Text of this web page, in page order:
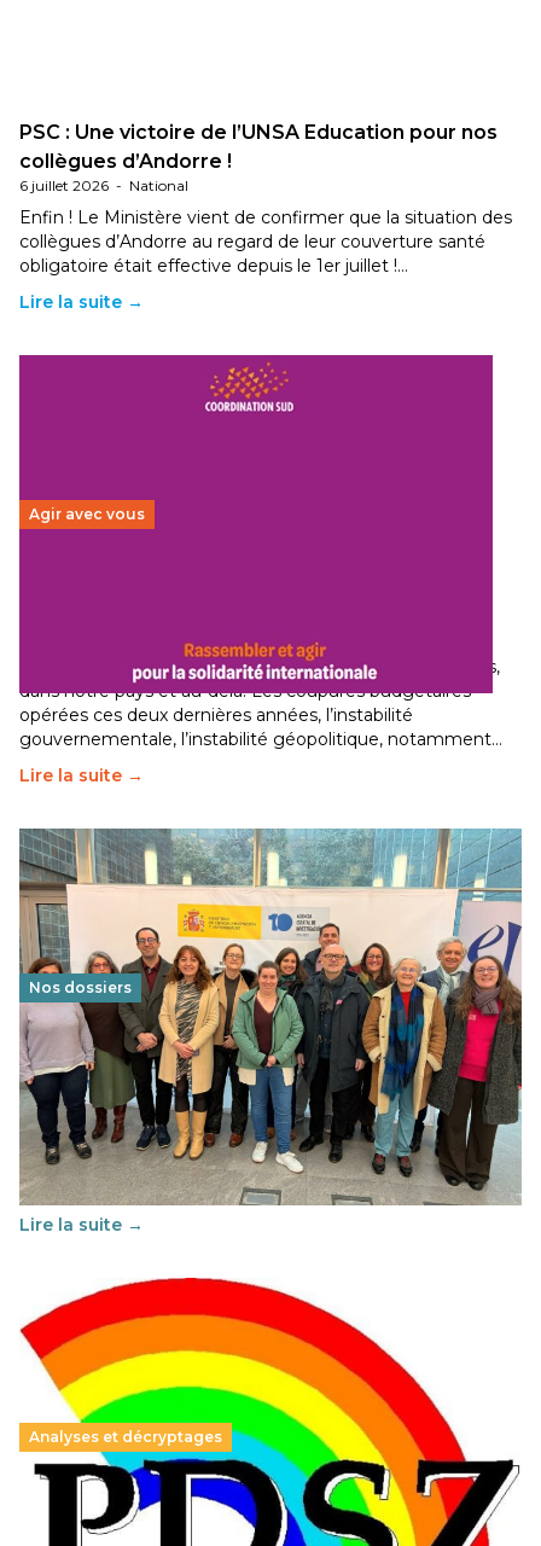
PSC : Une victoire de l’UNSA Education pour nos
collègues d’Andorre !
6 juillet 2026 - National
Enfin ! Le Ministère vient de confirmer que la situation des
collègues d’Andorre au regard de leur couverture santé
obligatoire était effective depuis le 1er juillet !…
Lire la suite →
Agir avec vous
Le secteur humanitaire connaît des difficultés profondes,
dans notre pays et au-delà. Les coupures budgétaires
opérées ces deux dernières années, l’instabilité
gouvernementale, l’instabilité géopolitique, notamment…
Lire la suite →
Nos dossiers
Éducation au vivre-ensemble : un échange croisé
franco-espagnol pour changer d’approche
29 juin 2026-National
Cette année, l'UNSA Éducation a mené un projet Erasmus
soutenu par l'union Européenne et centré sur l'éducation
au vivre-ensemble : quelles différences entre la France…
Lire la suite →
Analyses et décryptages
Hongrie : du changement pour les politiques
éducatives, aussi !